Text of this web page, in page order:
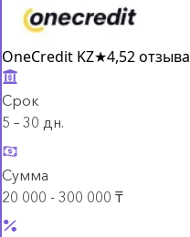
OneCredit KZ★4,52 отзыва
Срок
5 – 30 дн.
Сумма
20 000 - 300 000 ₸